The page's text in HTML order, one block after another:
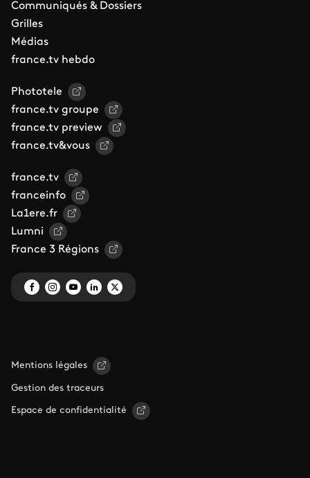
Communiqués & Dossiers
Grilles
Médias
france.tv hebdo
Phototele
france.tv groupe
france.tv preview
france.tv&vous
france.tv
franceinfo
La1ere.fr
Lumni
France 3 Régions
Mentions légales
Gestion des traceurs
Espace de confidentialité